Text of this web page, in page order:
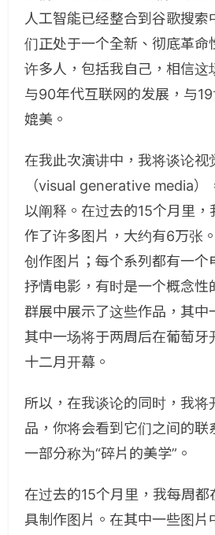
人工智能已经整合到谷歌搜索
们正处于一个全新、彻底革命
许多人，包括我自己，相信这
与90年代互联网的发展，与
媲美。
在我此次演讲中，我将谈论视
（visual generative media）
以阐释。在过去的15个月里，
作了许多图片，大约有6万张
创作图片；每个系列都有一个
抒情电影，有时是一个概念性
群展中展示了这些作品，其中
其中一场将于两周后在葡萄牙
十二月开幕。
所以，在我谈论的同时，我将
品，你将会看到它们之间的联
一部分称为“碎片的美学”。
在过去的15个月里，我每周都
具制作图片。在其中一些图片